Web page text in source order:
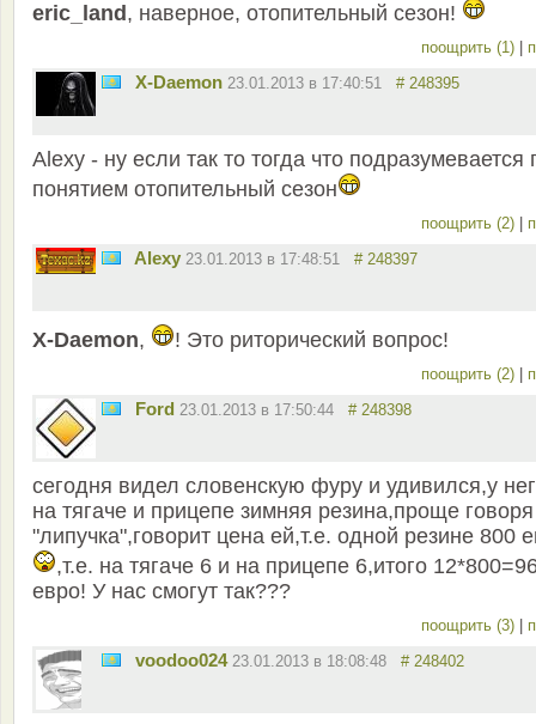
eric_land , наверное, отопительный сезон!
поощрить (1)
X-Daemon 23.01.2013 в 17:40:51 # 248395
Alexy - ну если так то тогда что подразумевается
понятием отопительный сезон
поощрить (2)
Alexy 23.01.2013 в 17:48:51 # 248397
X-Daemon, ! Это риторический вопрос!
поощрить (2)
Ford 23.01.2013 в 17:50:44 # 248398
сегодня видел словенскую фуру и удивился,у
на тягаче и прицепе зимняя резина,проще говоря
"липучка",говорит цена ей,т.е. одной резине 800
,т.е. на тягаче 6 и на прицепе 6,итого
евро! У нас смогут так???
поощрить (3)
voodoo024 23.01.2013 в 18:08:48 # 248402